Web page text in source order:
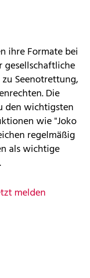
ihre Formate bei
gesellschaftliche
Seenotrettung,
Die
den wichtigsten
wie "Joko
regelmäßig
als wichtige
melden